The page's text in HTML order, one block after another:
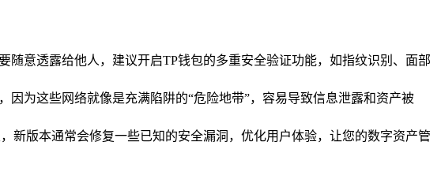
意透露给他人，建议开启TP钱包的多重安全验证功能，如指纹识别、面部
为这些网络就像是充满陷阱的“危险地带”，容易导致信息泄露和资产被
新版本通常会修复一些已知的安全漏洞，优化用户体验，让您的数字资产管